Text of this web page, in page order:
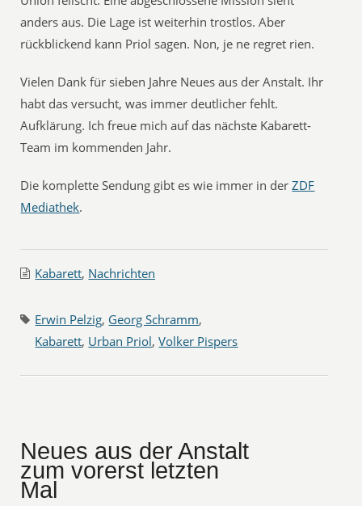
anders aus. Die Lage ist weiterhin trostlos. Aber
rückblickend kann Priol sagen. Non, je ne regret rien.
Vielen Dank für sieben Jahre Neues aus der Anstalt. Ihr
habt das versucht, was immer deutlicher fehlt.
Aufklärung. Ich freue mich auf das nächste Kabarett-
Team im kommenden Jahr.
Die komplette Sendung gibt es wie immer in derZDF
Mediathek.
Kabarett, Nachrichten
Erwin Pelzig, Georg Schramm,
Kabarett, Urban Priol,Volker Pispers
Neues aus der Anstalt
zum vorerst letzten
Mal